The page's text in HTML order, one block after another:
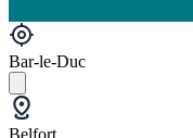
Bar-le-Duc
Belfort